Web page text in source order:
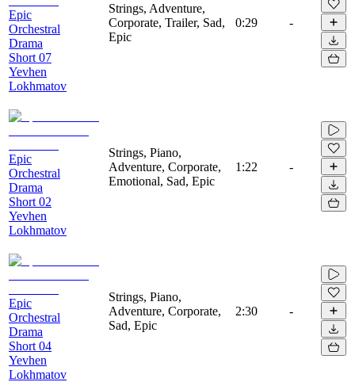
Epic
Orchestral
Drama
Short 07
Yevhen
Lokhmatov
Strings, Adventure,
Corporate, Trailer, Sad,
Epic
0:29 -
Epic
Orchestral
Drama
Short 02
Yevhen
Lokhmatov
Strings, Piano,
Adventure, Corporate,
Emotional, Sad, Epic
1:22 -
Epic
Orchestral
Drama
Short 04
Yevhen
Lokhmatov
Strings, Piano,
Adventure, Corporate,
Sad, Epic
2:30 -